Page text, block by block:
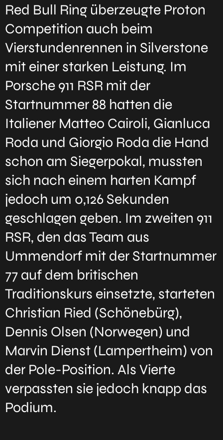
Red Bull Ring überzeugte Proton
Competition auch beim
Vierstundenrennen in Silverstone
mit einer starken Leistung. Im
Porsche 911 RSR mit der
Startnummer 88 hatten die
Italiener Matteo Cairoli, Gianluca
Roda und Giorgio Roda die Hand
schon am Siegerpokal, mussten
sich nach einem harten Kampf
jedoch um 0,126 Sekunden
geschlagen geben. Im zweiten 911
RSR, den das Team aus
Ummendorf mit der Startnummer
77 auf dem britischen
Traditionskurs einsetzte, starteten
Christian Ried (Schönebürg),
Dennis Olsen (Norwegen) und
Marvin Dienst (Lampertheim) von
der Pole-Position. Als Vierte
verpassten sie jedoch knapp das
Podium.